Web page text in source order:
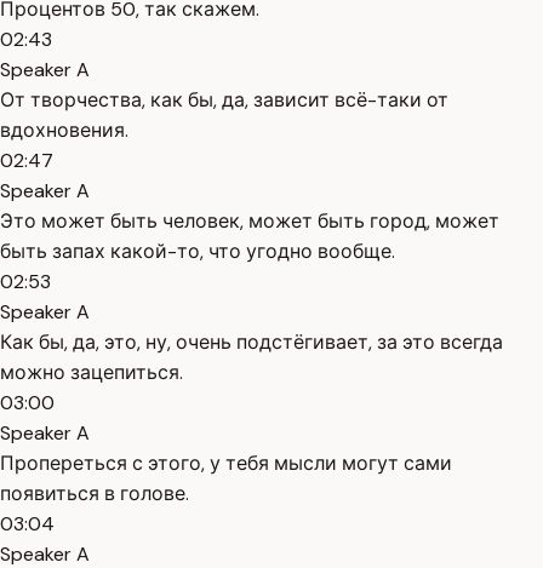
Процентов 50, так скажем.
02:43
Speaker A
От творчества, как бы, да, зависит всё-таки от
вдохновения.
02:47
Speaker A
Это может быть человек, может быть город, может
быть запах какой-то, что угодно вообще.
02:53
Speaker A
Как бы, да, это, ну, очень подстёгивает, за это всегда
можно зацепиться.
03:00
Speaker A
Пропереться с этого, у тебя мысли могут сами
появиться в голове.
03:04
Speaker A